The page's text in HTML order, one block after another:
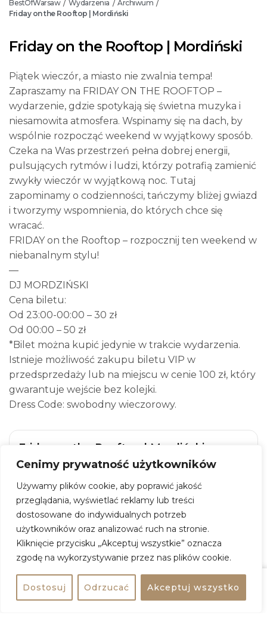
Cenimy prywatność użytkowników
Używamy plików cookie, aby poprawić jakość
przeglądania, wyświetlać reklamy lub treści
dostosowane do indywidualnych potrzeb
użytkowników oraz analizować ruch na stronie.
Kliknięcie przycisku „Akceptuj wszystkie” oznacza
zgodę na wykorzystywanie przez nas plików cookie.
Dostosuj Odrzucać Akceptuj wszystko
BestOfWarsaw / Wydarzenia / Archiwum /
Friday on the Rooftop | Mordiński
Friday on the Rooftop | Mordiński
Piątek wieczór, a miasto nie zwalnia tempa!
Zapraszamy na FRIDAY ON THE ROOFTOP –
wydarzenie, gdzie spotykają się świetna muzyka i
niesamowita atmosfera. Wspinamy się na dach, by
wspólnie rozpocząć weekend w wyjątkowy sposób.
Czeka na Was przestrzeń pełna dobrej energii,
pulsujących rytmów i ludzi, którzy potrafią zamienić
zwykły wieczór w wyjątkową noc. Tutaj
zapominamy o codzienności, tańczymy bliżej gwiazd
i tworzymy wspomnienia, do których chce się
wracać.
FRIDAY on the Rooftop – rozpocznij ten weekend w
niebanalnym stylu!
—
DJ MORDZIŃSKI
Cena biletu:
Od 23:00-00:00 – 30 zł
Od 00:00 – 50 zł
*Bilet można kupić jedynie w trakcie wydarzenia.
Istnieje możliwość zakupu biletu VIP w
przedsprzedaży lub na miejscu w cenie 100 zł, który
gwarantuje wejście bez kolejki.
Dress Code: swobodny wieczorowy.
Friday on the Rooftop | Mordiński
20 marca 2026, godz. 23:00
Gdzie: Level 27
Adres:Al. Jerozolimskie 123a, 02-017 Warszawa
Wstęp:30 – 50 zł
ZOBACZ WIĘCEJ
Kup bilet Udostępnij